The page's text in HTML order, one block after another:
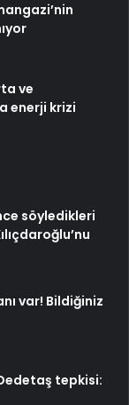
ve
enerji krizi
söyledikleri
var! Bildiğiniz
tepkisi: